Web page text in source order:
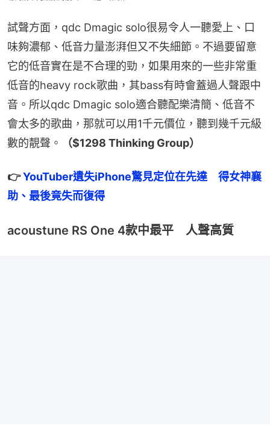
試聲方面，qdc Dmagic solo很易令人一聽愛上、口
味夠濃郁、低音力量澎湃但又不失細節。不過要留意
它的低音實在是不合理的勁，如果用來的一些非常重
低音的heavy rock歌曲，其bass有時會蓋過人聲跟中
音。所以qdc Dmagic solo適合聽配樂清簡、低音不
會太多的歌曲，那就可以用1千元價位，聽到幾千元級
數的靚聲。
（$1298 Thinking Group）
👉 YouTuber遺失iPhone驚見定位在先達　得女神襄
助、最後竟失而復得
acoustune RS One 4款中最平 人聲高質